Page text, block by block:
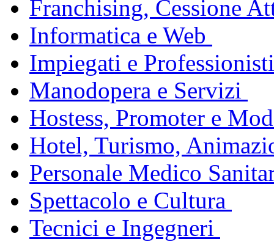
Franchising, Cessione
Informatica e Web
Impiegati e Professionisti
Manodopera e Servizi
Hostess, Promoter e
Hotel, Turismo,
Personale Medico
Spettacolo e Cultura
Tecnici e Ingegneri